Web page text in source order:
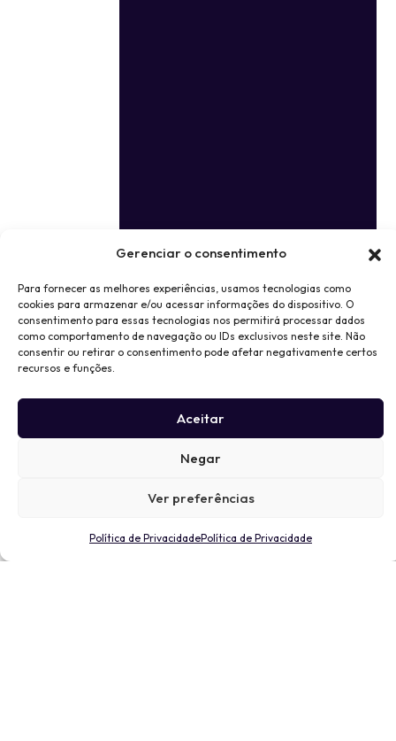
Gerenciar o consentimento
Para fornecer as melhores experiências, usamos tecnologias como
cookies para armazenar e/ou acessar informações do dispositivo. O
consentimento para essas tecnologias nos permitirá processar dados
como comportamento de navegação ou IDs exclusivos neste site. Não
consentir ou retirar o consentimento pode afetar negativamente certos
recursos e funções.
Aceitar
Negar
Ver preferências
Política de PrivacidadePolítica de Privacidade